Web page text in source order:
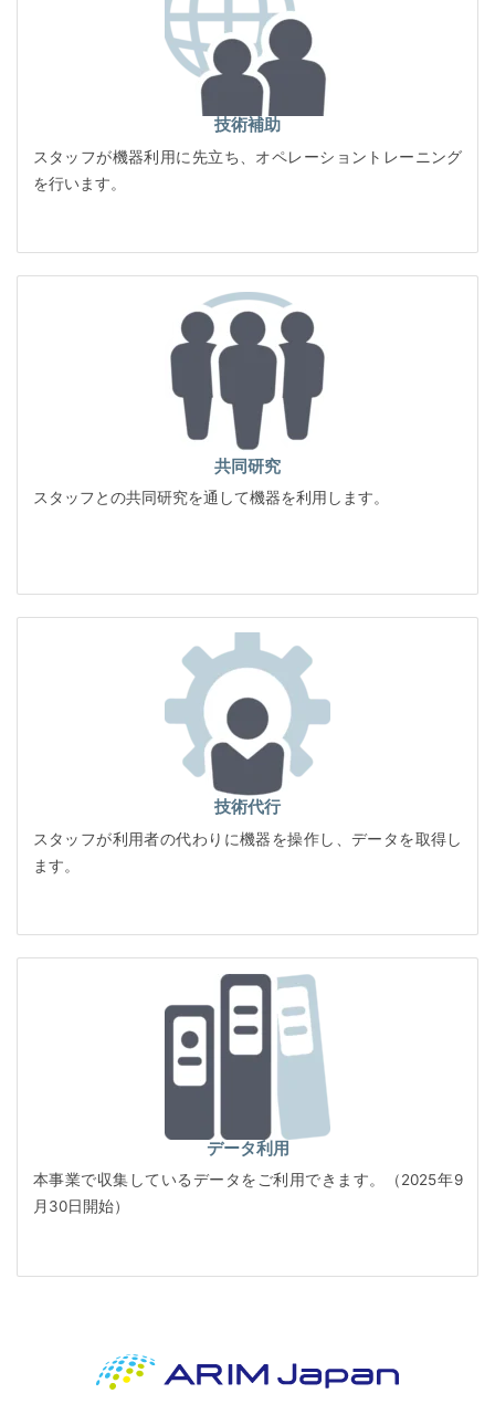
技術補助
スタッフが機器利用に先立ち、オペレーショントレーニング
を行います。
共同研究
スタッフとの共同研究を通して機器を利用します。
技術代行
スタッフが利用者の代わりに機器を操作し、データを取得し
ます。
データ利用
本事業で収集しているデータをご利用できます。（2025年9
月30日開始）